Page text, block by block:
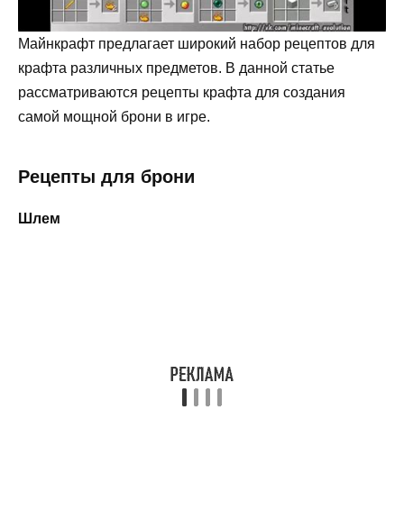
Майнкрафт предлагает широкий набор рецептов для
крафта различных предметов. В данной статье
рассматриваются рецепты крафта для создания
самой мощной брони в игре.
Рецепты для брони
Шлем